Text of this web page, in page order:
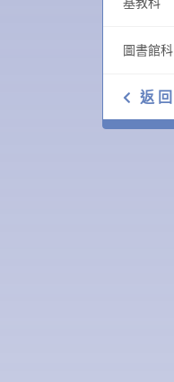
圖書館科
返 回